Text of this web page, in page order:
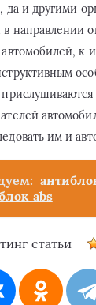
да и другими
направлении
автомобилей, к
им и
abs
статьи